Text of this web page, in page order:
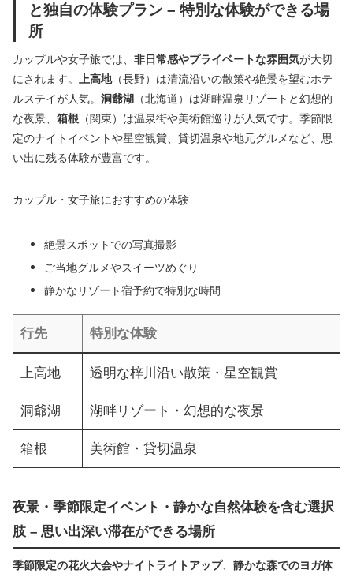
と独自の体験プラン – 特別な体験ができる場
所
カップルや女子旅では、 非日常感やプライベートな雰囲気が大切
にされます。 上高地（長野）は清流沿いの散策や絶景を望むホテ
ルステイが人気。 洞爺湖
（北海道）は湖畔温泉リゾートと幻想的
な夜景、 箱根 （関東）は温泉街や美術館巡りが人気です。季節限
定のナイトイベントや星空観賞、貸切温泉や地元グルメなど、思
い出に残る体験が豊富です。
カップル・女子旅におすすめの体験
絶景スポットでの写真撮影
ご当地グルメやスイーツめぐり
静かなリゾート宿予約で特別な時間
行先 特別な体験
上高地 透明な梓川沿い散策・星空観賞
洞爺湖 湖畔リゾート・幻想的な夜景
箱根 美術館・貸切温泉
夜景・季節限定イベント・静かな自然体験を含む選択
肢 – 思い出深い滞在ができる場所
季節限定の花火大会やナイトライトアップ、 静かな森でのヨガ体